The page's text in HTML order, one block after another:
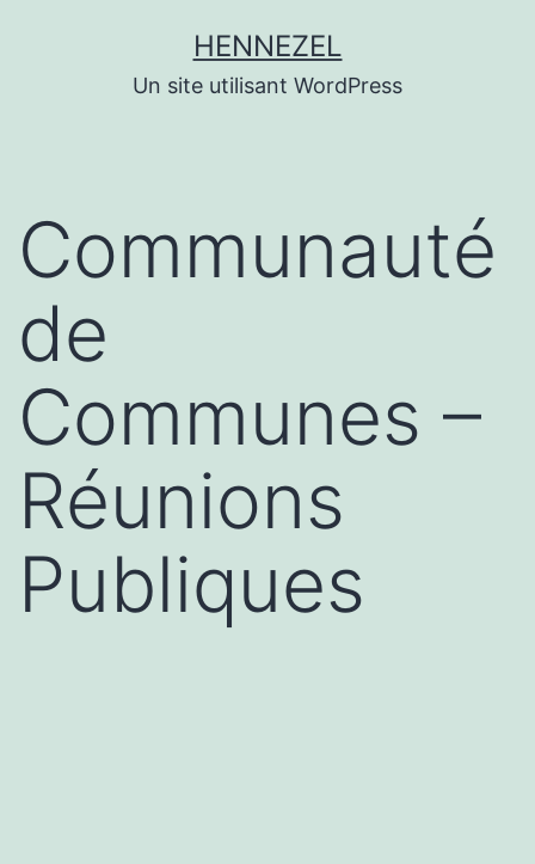
HENNEZEL
Un site utilisant WordPress
Communauté
de
Communes –
Réunions
Publiques